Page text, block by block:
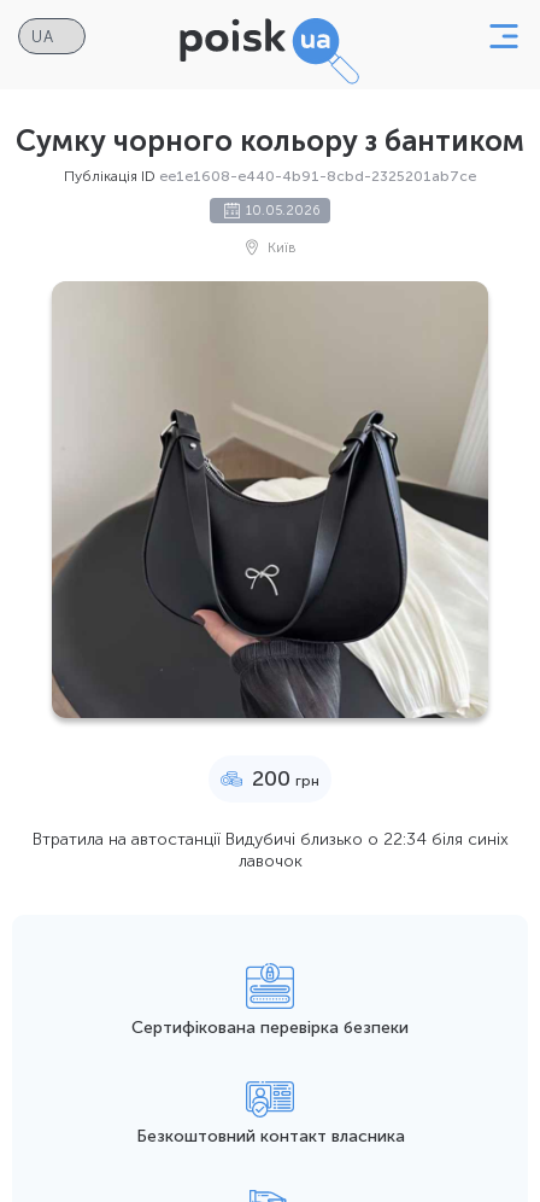
Сумку чорного кольору з бантиком
Публікація ID ee1e1608-e440-4b91-8cbd-2325201ab7ce
10.05.2026
Київ
200 грн
Втратила на автостанції Видубичі близько о 22:34 біля синіх
лавочок
Сертифікована перевірка безпеки
Безкоштовний контакт власника